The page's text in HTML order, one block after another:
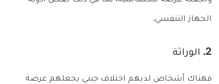
الجهاز التنفسي.
2. الوراثة
فهناك أشخاص لديهم اختلاف جيني يجعلهم عرضة